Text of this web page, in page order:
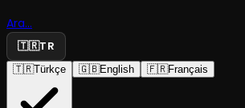
Ara...
🇹🇷TR
🇹🇷Türkçe 🇬🇧English 🇫🇷Français
Su